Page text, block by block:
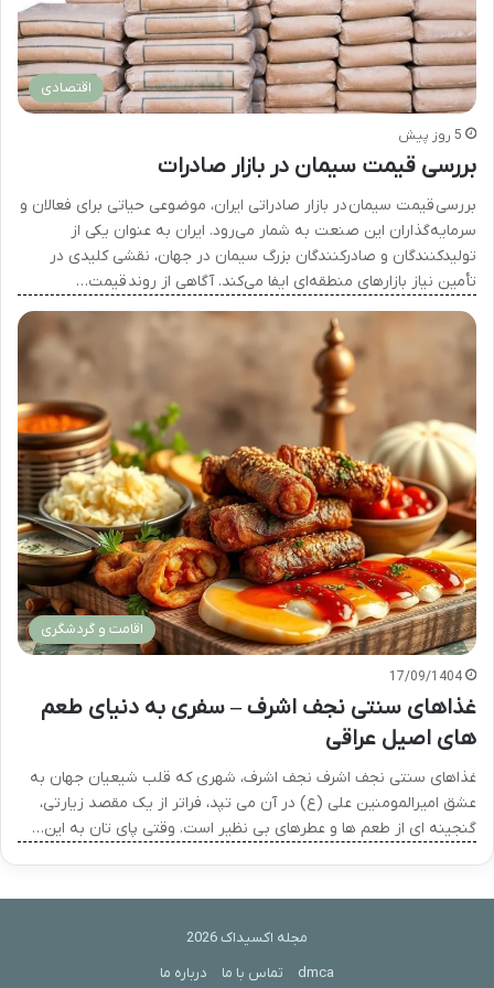
اقتصادی
5 روز پیش
بررسی قیمت سیمان در بازار صادرات
بررسی قیمت سیمان در بازار صادراتی ایران، موضوعی حیاتی برای فعالان و
سرمایه‌گذاران این صنعت به شمار می‌رود. ایران به عنوان یکی از
تولیدکنندگان و صادرکنندگان بزرگ سیمان در جهان، نقشی کلیدی در
تأمین نیاز بازارهای منطقه‌ای ایفا می‌کند. آگاهی از روند قیمت…
اقامت و گردشگری
17/09/1404
غذاهای سنتی نجف اشرف – سفری به دنیای طعم
های اصیل عراقی
غذاهای سنتی نجف اشرف نجف اشرف، شهری که قلب شیعیان جهان به
عشق امیرالمومنین علی (ع) در آن می تپد، فراتر از یک مقصد زیارتی،
گنجینه ای از طعم ها و عطرهای بی نظیر است. وقتی پای تان به این…
مجله اکسیداک 2026
dmca
تماس با ما درباره ما